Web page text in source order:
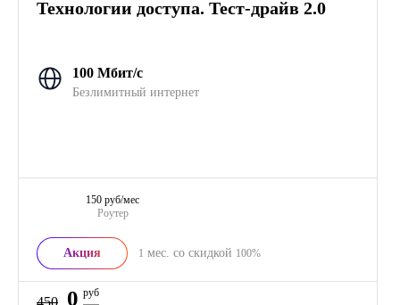
Технологии доступа. Тест-драйв 2.0
100 Мбит/с
Безлимитный интернет
Роутер
150 руб/мес
Акция 1 мес. со скидкой 100%
450 0 руб